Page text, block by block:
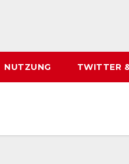
NUTZUNG TWITTER